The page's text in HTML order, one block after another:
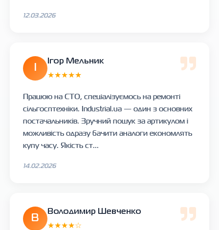
12.03.2026
Ігор Мельник
★★★★★
Працюю на СТО, спеціалізуємось на ремонті
сільгосптехніки. Industrial.ua — один з основних
постачальників. Зручний пошук за артикулом і
можливість одразу бачити аналоги економлять
купу часу. Якість ст...
14.02.2026
В
Володимир Шевченко
★★★★☆